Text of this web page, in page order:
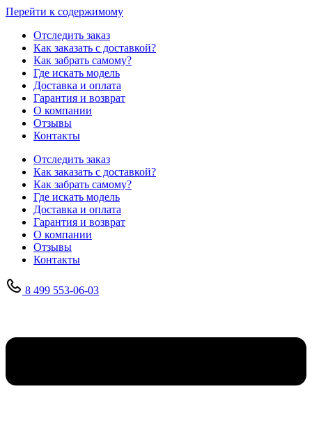
Перейти к содержимому
Отследить заказ
Как заказать с доставкой?
Как забрать самому?
Где искать модель
Доставка и оплата
Гарантия и возврат
О компании
Отзывы
Контакты
Отследить заказ
Как заказать с доставкой?
Как забрать самому?
Где искать модель
Доставка и оплата
Гарантия и возврат
О компании
Отзывы
Контакты
8 499 553-06-03